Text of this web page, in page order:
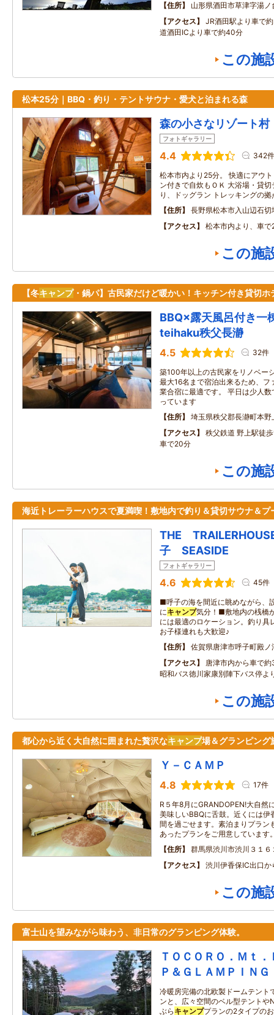
住所
山形県酒田市草津字湯ノ
アクセス
JR酒田駅より車で
道酒田ICより車で約40分
この施
松本25分｜BBQ・釣り・テントサウナ・愛犬と泊まれる森
森の小さなリゾート
フォトギャラリー
4.4 342件
松本市内より25分。 快適にアウ
ン付きで自炊もＯＫ 大浴場・貸
り、ドッグラン トレッキングの拠
住所
長野県松本市入山辺石切
アクセス
松本市内より、車で
この施
【冬キャンプ・鍋パ】古民家だけど暖かい！キッチン付き貸切ホ
BBQ×露天風呂付き
teihaku秩父長瀞
4.5 32件
築100年以上の古民家をリノベー
最大16名まで宿泊出来るため、フ
業合宿に最適です。 平日は少人
っています
住所
埼玉県秩父郡長瀞町本野
アクセス
秩父鉄道 野上駅徒
車で20分
この施
海近トレーラーハウスで夏満喫！敷地内で釣り＆貸切サウナ＆プ
THE
子 SEASIDE
フォトギャラリー
4.6 45件
■呼子の海を間近に眺めながら、
にキャンプ気分！■敷地内の桟橋
には最適のロケーション。釣り具
お子様連れも大歓迎♪
住所
佐賀県唐津市呼子町殿
アクセス
唐津市内から車で
昭和バス徳川家康別陣下バス停よ
この施
都心から近く大自然に囲まれた贅沢なキャンプ場＆グランピング
Ｙ－ＣＡＭＰ
4.8 17件
R５年8月にGRANDOPEN!大自然
美味しいBBQに舌鼓。近くには伊
間を過ごせます。素泊まりプラン
あったプランをご用意しています
住所
群馬県渋川市渋川３１６
アクセス
渋川伊香保IC出口
この施
富士山を望みながら味わう、非日常のグランピング体験。
ＴＯＣＯＲＯ．Ｍｔ
Ｐ＆ＧＬＡＭＰＩＮＧ
冷暖房完備の北欧製ドームテント
ンと、広々空間のベル型テント
ぶら キャンププランの2タイプの